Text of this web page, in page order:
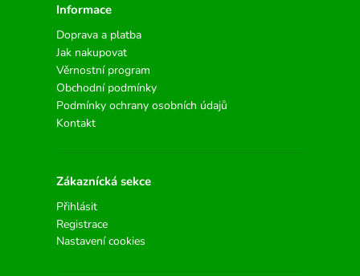
Informace
Doprava a platba
Jak nakupovat
Věrnostní program
Obchodní podmínky
Podmínky ochrany osobních údajů
Kontakt
Zákaznícká sekce
Přihlásit
Registrace
Nastavení cookies